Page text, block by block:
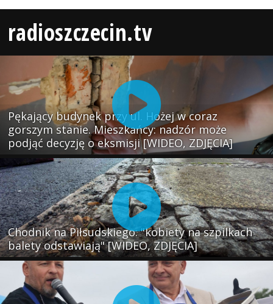
radioszczecin.tv
Pękający budynek przy ul. Hożej w coraz
gorszym stanie. Mieszkańcy: nadzór może
podjąć decyzję o eksmisji [WIDEO, ZDJĘCIA]
Chodnik na Piłsudskiego: "kobiety na szpilkach
balety odstawiają" [WIDEO, ZDJĘCIA]